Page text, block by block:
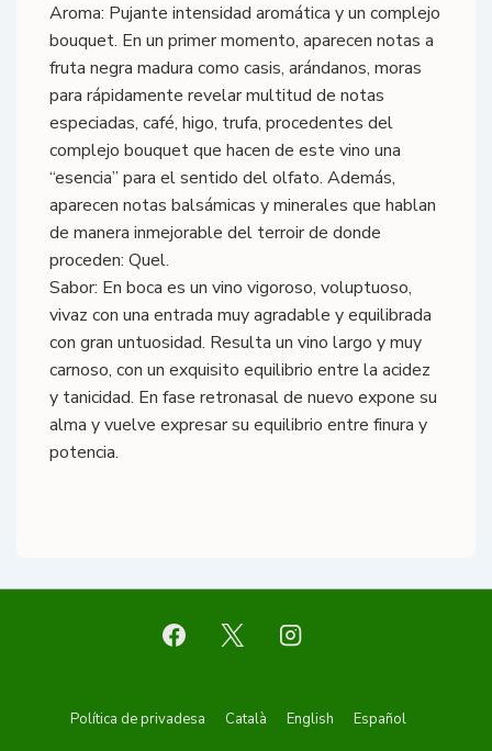
Aroma: Pujante intensidad aromática y un complejo
bouquet. En un primer momento, aparecen notas a
fruta negra madura como casis, arándanos, moras
para rápidamente revelar multitud de notas
especiadas, café, higo, trufa, procedentes del
complejo bouquet que hacen de este vino una
“esencia” para el sentido del olfato. Además,
aparecen notas balsámicas y minerales que hablan
de manera inmejorable del terroir de donde
proceden: Quel.
Sabor: En boca es un vino vigoroso, voluptuoso,
vivaz con una entrada muy agradable y equilibrada
con gran untuosidad. Resulta un vino largo y muy
carnoso, con un exquisito equilibrio entre la acidez
y tanicidad. En fase retronasal de nuevo expone su
alma y vuelve expresar su equilibrio entre finura y
potencia.
Footer
Política de privadesa Català English Español